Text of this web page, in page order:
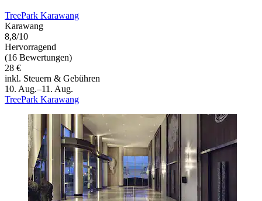
TreePark Karawang
Karawang
8,8/10
Hervorragend
(16 Bewertungen)
28 €
inkl. Steuern & Gebühren
10. Aug.–11. Aug.
TreePark Karawang